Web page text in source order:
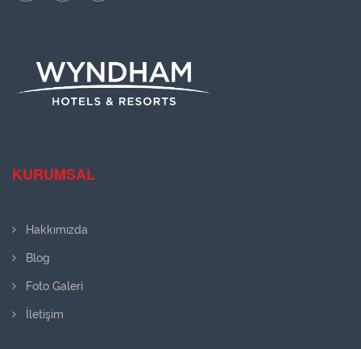
KURUMSAL
Hakkımızda
Blog
Foto Galeri
İletişim